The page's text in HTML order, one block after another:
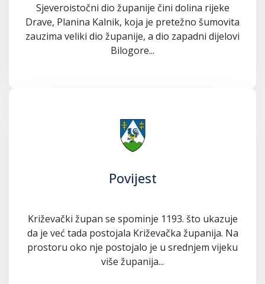
Sjeveroistočni dio županije čini dolina rijeke
Drave, Planina Kalnik, koja je pretežno šumovita
zauzima veliki dio županije, a dio zapadni dijelovi
Bilogore...
Povijest
Križevački župan se spominje 1193. što ukazuje
da je već tada postojala Križevačka županija. Na
prostoru oko nje postojalo je u srednjem vijeku
više županija...